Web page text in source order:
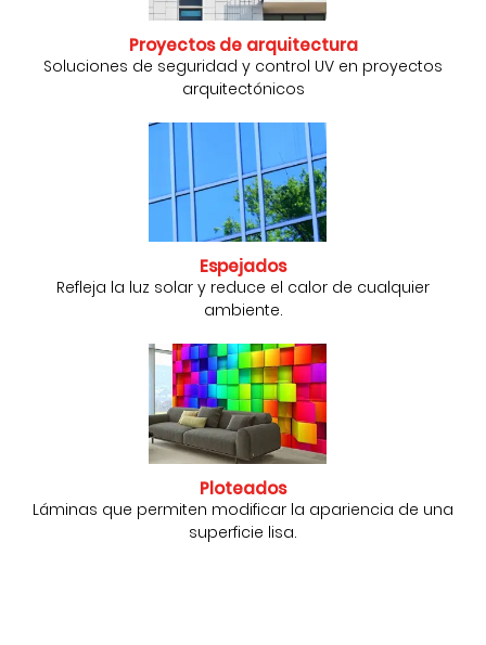
Proyectos de arquitectura
Soluciones de seguridad y control UV en proyectos
arquitectónicos
Espejados
Refleja la luz solar y reduce el calor de cualquier
ambiente.
Ploteados
Láminas que permiten modificar la apariencia de una
superficie lisa.